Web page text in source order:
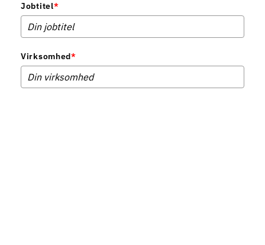
Jobtitel*
Virksomhed*